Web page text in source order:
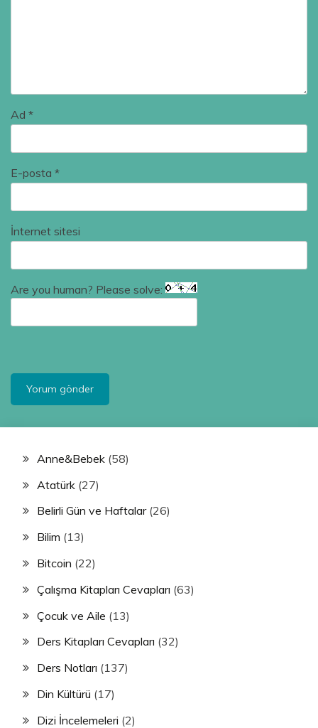
Ad *
E-posta *
İnternet sitesi
Are you human? Please solve:
Anne&Bebek (58)
Atatürk (27)
Belirli Gün ve Haftalar(26)
Bilim (13)
Bitcoin (22)
Çalışma Kitapları Cevapları (63)
Çocuk ve Aile (13)
Ders Kitapları Cevapları (32)
Ders Notları (137)
Din Kültürü (17)
Dizi İncelemeleri (2)